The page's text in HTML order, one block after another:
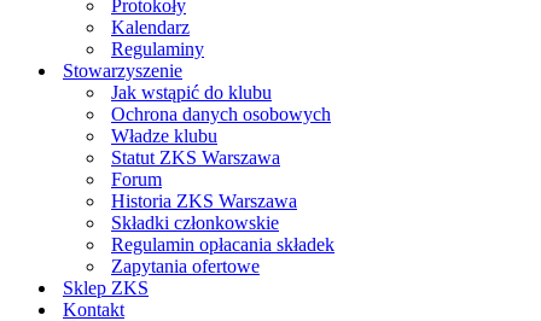
Protokoły
Kalendarz
Regulaminy
Stowarzyszenie
Jak wstąpić do klubu
Ochrona danych osobowych
Władze klubu
Statut ZKS Warszawa
Forum
Historia ZKS Warszawa
Składki członkowskie
Regulamin opłacania składek
Zapytania ofertowe
Sklep ZKS
Kontakt